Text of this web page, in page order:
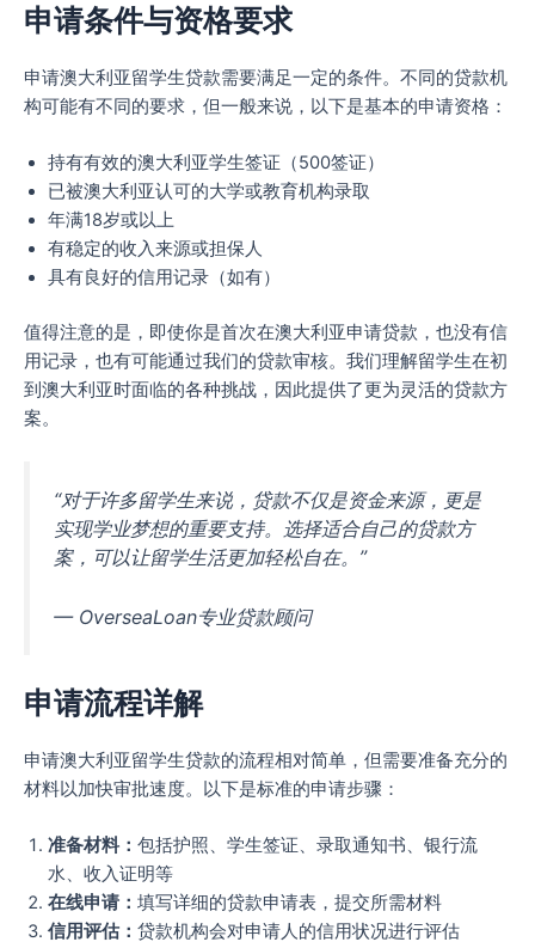
申请条件与资格要求
申请澳大利亚留学生贷款需要满足一定的条件。不同的贷款机
构可能有不同的要求，但一般来说，以下是基本的申请资格：
持有有效的澳大利亚学生签证（500签证）
已被澳大利亚认可的大学或教育机构录取
年满18岁或以上
有稳定的收入来源或担保人
具有良好的信用记录（如有）
值得注意的是，即使你是首次在澳大利亚申请贷款，也没有信
用记录，也有可能通过我们的贷款审核。我们理解留学生在初
到澳大利亚时面临的各种挑战，因此提供了更为灵活的贷款方
案。
“对于许多留学生来说，贷款不仅是资金来源，更是
实现学业梦想的重要支持。选择适合自己的贷款方
案，可以让留学生活更加轻松自在。”
— OverseaLoan专业贷款顾问
申请流程详解
申请澳大利亚留学生贷款的流程相对简单，但需要准备充分的
材料以加快审批速度。以下是标准的申请步骤：
准备材料： 包括护照、学生签证、录取通知书、银行流
水、收入证明等
在线申请： 填写详细的贷款申请表，提交所需材料
信用评估： 贷款机构会对申请人的信用状况进行评估